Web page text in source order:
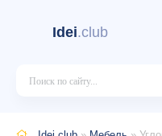
Idei.club